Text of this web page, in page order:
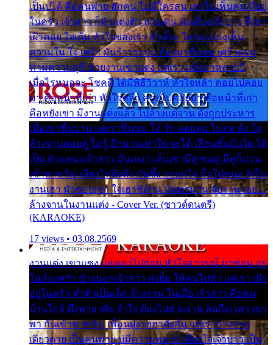
เป็นบ่ได้ คือคนพ่าย ฮักคน ไม่มีใครสน เขาไม่เห็นคน ที่อยู่
ในครัว เจ้าสาว ก็มัวแต่งตัว สวยเด่น นั่งเคียงเจ้าบ่าว ที่เขา
เฝ้าคอย ใจเต้น หัวใจของเรา ลำเค็ญ ใครจะมองเห็น
ความใน ใจ เศร้า มันร้าวระบม ต้องมาขื่นขม เศร้าตรม
ท่ามความสุขี ช่วยงานเขาแต่ง แต่เรา แล้งมาหลายปี
เมื่อไรหนอจะ โชคดี ได้มีพิธีวิวาห์ หัวใจหล้า คอยไปคอย
มา คือหน้าที่เก่า หัวใจหล้า คอยไปคอยมา คือหน้าที่เก่า
คือหยังเขา มีงานแต่งแล้ว ไปล้างแต่จาน ดั่งถูกประหาร
เมื่อเขาชื่นบาน แต่เราขื่นขม โอ้ รัก ลอยลม ไม่สม ดัง ใจ
ล้างจานคอยคู่ ไม่รู้ อีกนานเท่าใด จะได้ เลื่อนขั้นบันได ได้
เป็น ตำแหน่งเจ้าสาว มันเหงา เห็นเขามีคู่ ซมดู มีคู่ก็ม่วน
เข้าพาขวัญ เสียงโห่ตึงตึง มันซึ้ง อยู่แก่ใจ มื้อใด๋หนอ สิเป็น
งานเฮา มัวซอยเขา ใจเฮาซิด้าน มันทรมาน จับจาน เอย…
ล้างจานในงานแต่ง - Cover Ver. (ซาวด์ดนตรี)
(KARAOKE)
17 views • 03.08.2569
งานแต่ง เขาแซง แย่งเอาไปก่อน หัวใจอาวรณ์ มาซ่อน อยู่
ในห้องครัว ข้างนอกเจ้าสาว ส่งยิ้ม ให้คนไปทั่ว แต่เรา เฝ้า
อยู่ในครัว ทำตัวเป็นเด็ก ล้างจาน ในเมื่อ เจ้าสาว คือคน
บ้านใกล้ พึ่งพาอาศัย จำใจ ต้องไปช่วยงาน พอถึงเวลา เขา
พา กันเข้าพาขวัญ เพื่อนฝูง เฮฮาดังลั่น แต่เราล้างจาน
เดียวดาย เป็นคนพ่าย บ่มีความหมาย เคียงใจเจ้าบ่าว เป็น